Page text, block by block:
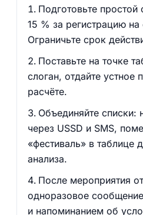
Подготовьте
15 % за регистрацию на
Ограничьте срок
Поставьте на точке
слоган, отдайте устное
расчёте.
Объединяйте
через USSD и SMS,
«фестиваль» в таблице
анализа.
После мероприятия
одноразовое
и напоминанием об